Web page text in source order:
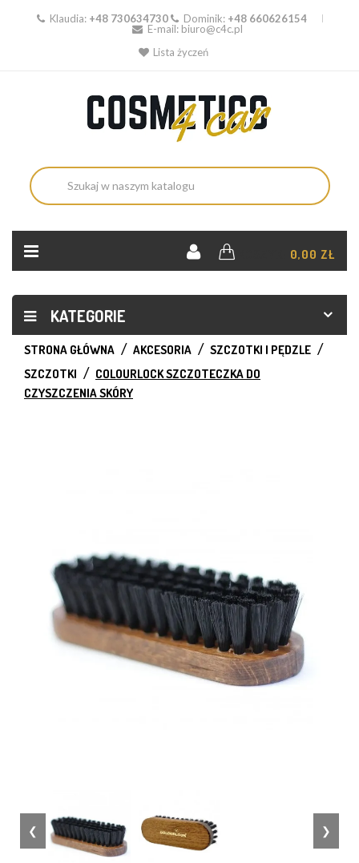
Klaudia: +48 730634730 Dominik: +48 660626154
E-mail: biuro@c4c.pl
Lista życzeń
0,00 ZŁ
KATEGORIE
STRONA GŁÓWNA AKCESORIA
SZCZOTKI I PĘDZLE
SZCZOTKI
COLOURLOCK SZCZOTECZKA DO
CZYSZCZENIA SKÓRY
❮ ❯